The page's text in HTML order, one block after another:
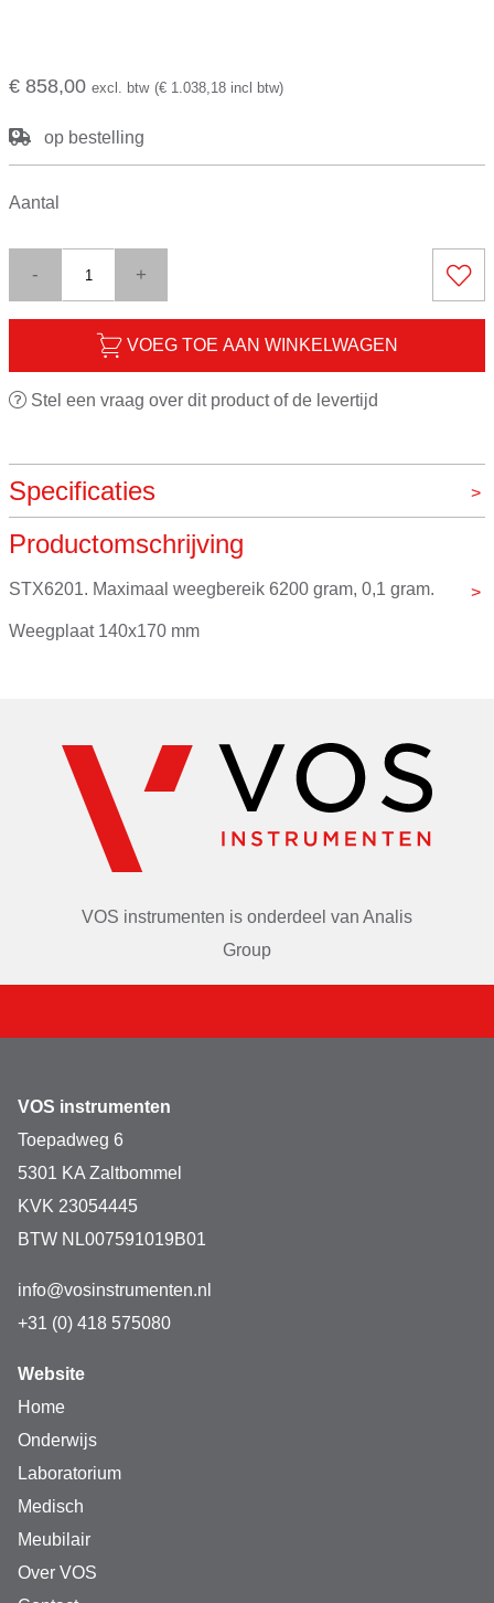
€ 858,00 excl. btw (€ 1.038,18 incl btw)
op bestelling
Aantal
- +
VOEG TOE AAN WINKELWAGEN
Stel een vraag over dit product of de levertijd
Specificaties
Digitaal
Maximaal gewicht
Productomschrijving
STX6201. Maximaal weegbereik 6200 gram, 0,1 gram.
Weegplaat 140x170 mm
VOS instrumenten is onderdeel van Analis
Group
VOS instrumenten
Toepadweg 6
5301 KA Zaltbommel
KVK 23054445
BTW NL007591019B01
info@vosinstrumenten.nl
+31 (0) 418 575080
Website
Home
Onderwijs
Laboratorium
Medisch
Meubilair
Over VOS